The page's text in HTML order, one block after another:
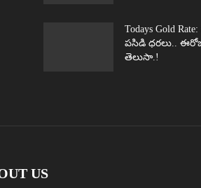
Todays Gold
పసిడి ధరలు..
తెలుసా.!
US